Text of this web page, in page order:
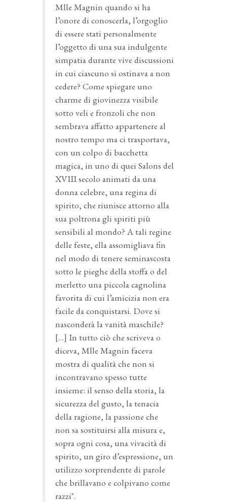
Mlle Magnin quando si ha
l’onore di conoscerla, l’orgoglio
di essere stati personalmente
l’oggetto di una sua indulgente
simpatia durante vive discussioni
in cui ciascuno si ostinava a non
cedere? Come spiegare uno
charme di giovinezza visibile
sotto veli e fronzoli che non
sembrava affatto appartenere al
nostro tempo ma ci trasportava,
con un colpo di bacchetta
magica, in uno di quei Salons del
XVIII secolo animati da una
donna celebre, una regina di
spirito, che riunisce attorno alla
sua poltrona gli spiriti più
sensibili al mondo? A tali regine
delle feste, ella assomigliava fin
nel modo di tenere seminascosta
sotto le pieghe della stoffa o del
merletto una piccola cagnolina
favorita di cui l’amicizia non era
facile da conquistarsi. Dove si
nasconderà la vanità maschile?
[…] In tutto ciò che scriveva o
diceva, Mlle Magnin faceva
mostra di qualità che non si
incontravano spesso tutte
insieme: il senso della storia, la
sicurezza del gusto, la tenacia
della ragione, la passione che
non sa sostituirsi alla misura e,
sopra ogni cosa, una vivacità di
spirito, un giro d’espressione, un
utilizzo sorprendente di parole
che brillavano e colpivano come
razzi".